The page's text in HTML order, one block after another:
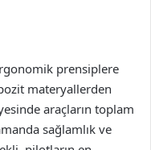
prensiplere
materyallerden
araçların toplam
sağlamlık ve